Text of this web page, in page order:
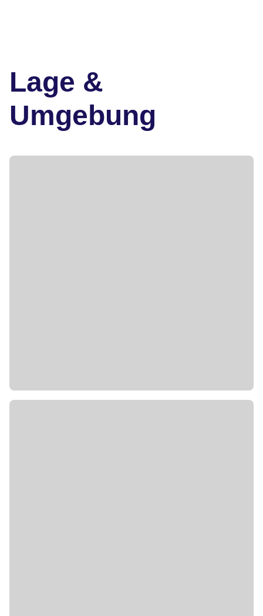
Lage &
Umgebung